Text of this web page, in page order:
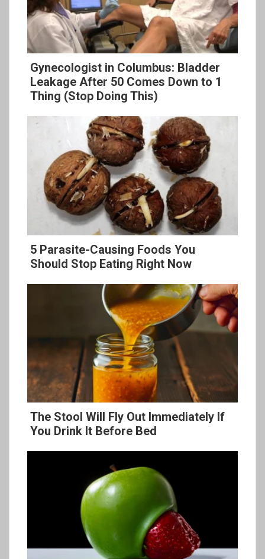
Gynecologist in Columbus: Bladder
Leakage After 50 Comes Down to 1
Thing (Stop Doing This)
5 Parasite-Causing Foods You
Should Stop Eating Right Now
The Stool Will Fly Out Immediately If
You Drink It Before Bed